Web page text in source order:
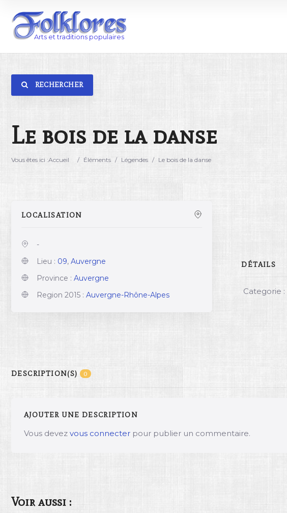
RECHERCHER
Le bois de la danse
Vous êtes ici :Accueil / Éléments / Légendes / Le bois de la danse
LOCALISATION
-
Lieu : 09, Auvergne
Province : Auvergne
Region 2015 : Auvergne-Rhône-Alpes
DÉTAILS
Categorie :
DESCRIPTION(S) 0
AJOUTER UNE DESCRIPTION
Vous devez vous connecter pour publier un commentaire.
Voir aussi :